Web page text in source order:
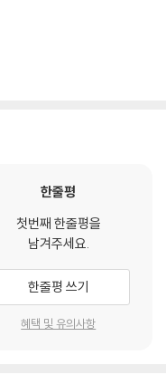
한줄평
첫번째 한줄평을
남겨주세요.
한줄평 쓰기
혜택 및 유의사항